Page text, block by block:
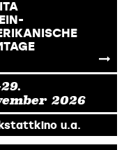
2026
u.a.